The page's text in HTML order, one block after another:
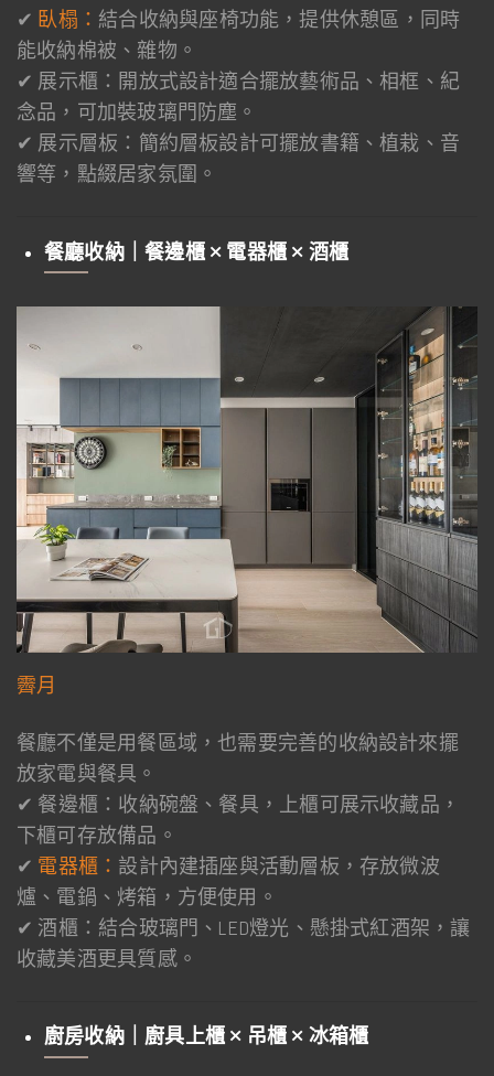
✔ 臥榻： 結合收納與座椅功能，提供休憩區，同時
能收納棉被、雜物。
✔ 展示櫃：開放式設計適合擺放藝術品、相框、紀
念品，可加裝玻璃門防塵。
✔ 展示層板：簡約層板設計可擺放書籍、植栽、音
響等，點綴居家氛圍。
餐廳收納｜餐邊櫃 × 電器櫃 × 酒櫃
霽月
餐廳不僅是用餐區域，也需要完善的收納設計來擺
放家電與餐具。
✔ 餐邊櫃：收納碗盤、餐具，上櫃可展示收藏品，
下櫃可存放備品。
✔ 電器櫃： 設計內建插座與活動層板，存放微波
爐、電鍋、烤箱，方便使用。
✔ 酒櫃：結合玻璃門、LED燈光、懸掛式紅酒架，讓
收藏美酒更具質感。
廚房收納｜廚具上櫃 × 吊櫃 × 冰箱櫃